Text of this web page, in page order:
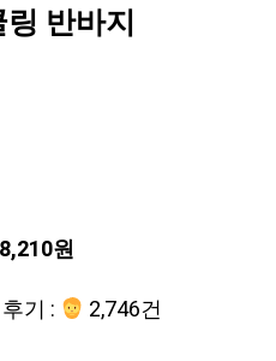
반바지
8,210원
기 :
2,746건